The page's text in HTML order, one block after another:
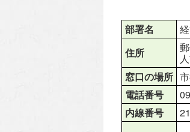
部署名
住所
窓口の場所
電話番号
内線番号